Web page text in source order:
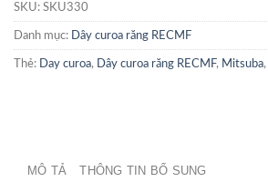
SKU: SKU330
Danh mục: Dây curoa răng RECMF
Thẻ: Day curoa, Dây curoa răng RECMF, Mitsuba,
MÔ TẢ THÔNG TIN BỔ SUNG